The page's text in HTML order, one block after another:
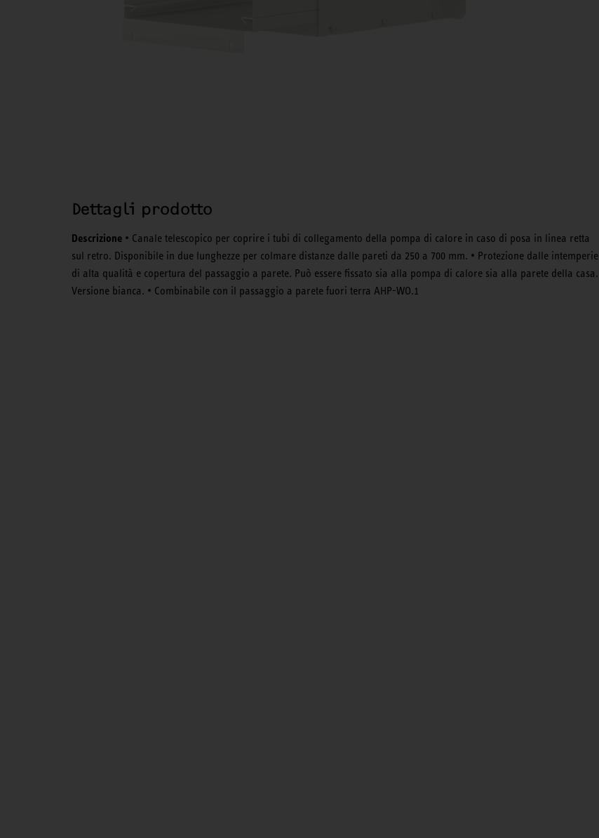
Dettagli prodotto
Descrizione • Canale telescopico per coprire i tubi di collegamento della pompa di calore in caso di posa in linea retta
sul retro. Disponibile in due lunghezze per colmare distanze dalle pareti da 250 a 700 mm. • Protezione dalle intemperie
di alta qualità e copertura del passaggio a parete. Può essere fissato sia alla pompa di calore sia alla parete della casa.
Versione bianca. • Combinabile con il passaggio a parete fuori terra AHP-WO.1